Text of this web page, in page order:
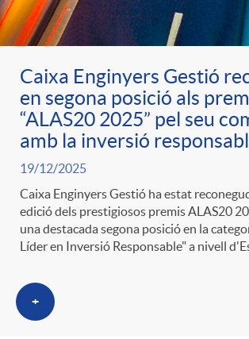
Caixa Enginyers Gestió
en segona posició als
“ALAS20 2025” pel seu
amb la inversió
19/12/2025
Caixa Enginyers Gestió ha estat
edició dels prestigiosos premis ALAS20
una destacada segona posició en la
Líder en Inversió Responsable" a nivell
+